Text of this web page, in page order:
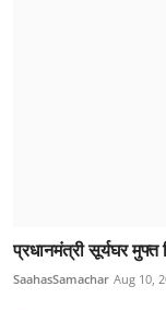
प्रधानमंत्री सूर्यघर
SaahasSamachar Aug 10,